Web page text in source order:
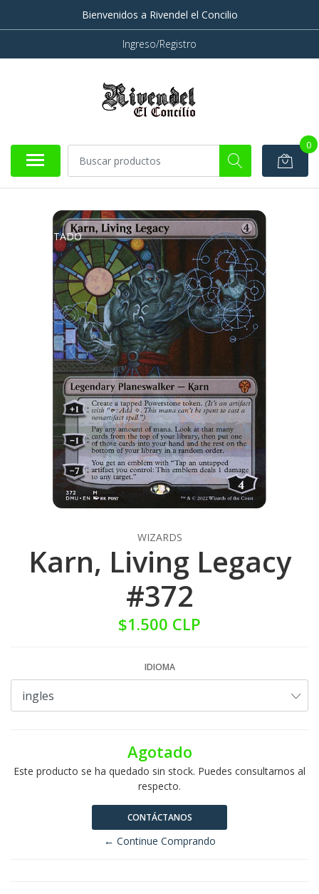
Bienvenidos a Rivendel el Concilio
Ingreso/Registro
0
AGOTADO
WIZARDS
Karn, Living Legacy
#372
$1.500 CLP
IDIOMA
Agotado
Este producto se ha quedado sin stock. Puedes consultarnos al
respecto.
CONTÁCTANOS
← Continue Comprando